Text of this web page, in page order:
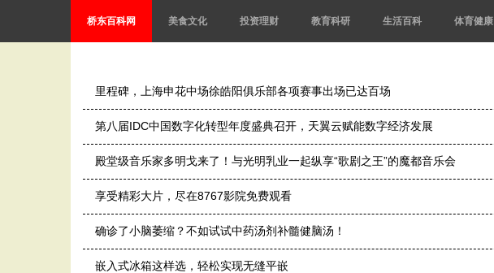
桥东百科网 美食文化 投资理财 教育科研 生活百科 体育健康
里程碑，上海申花中场徐皓阳俱乐部各项赛事出场已达百场
第八届IDC中国数字化转型年度盛典召开，天翼云赋能数字经济发展
殿堂级音乐家多明戈来了！与光明乳业一起纵享“歌剧之王”的魔都音乐会
享受精彩大片，尽在8767影院免费观看
确诊了小脑萎缩？不如试试中药汤剂补髓健脑汤！
嵌入式冰箱这样选，轻松实现无缝平嵌